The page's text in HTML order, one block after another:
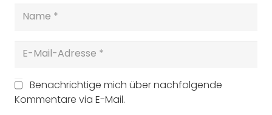
Benachrichtige mich über nachfolgende
Kommentare via E-Mail.